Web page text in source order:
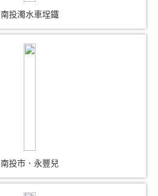
南投濁水車埕鐵
南投市．永豐兒